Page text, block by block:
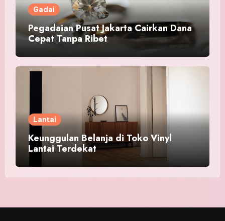
Gadai
Pegadaian Pusat Jakarta Cairkan Dana
Cepat Tanpa Ribet
Lantai
Keunggulan Belanja di Toko Vinyl
Lantai Terdekat